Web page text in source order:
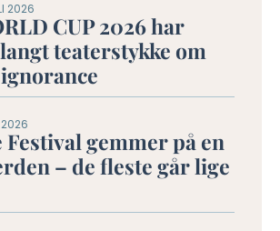
2026
CUP 2026 har
teaterstykke om
2026
Festival gemmer på en
– de fleste går lige